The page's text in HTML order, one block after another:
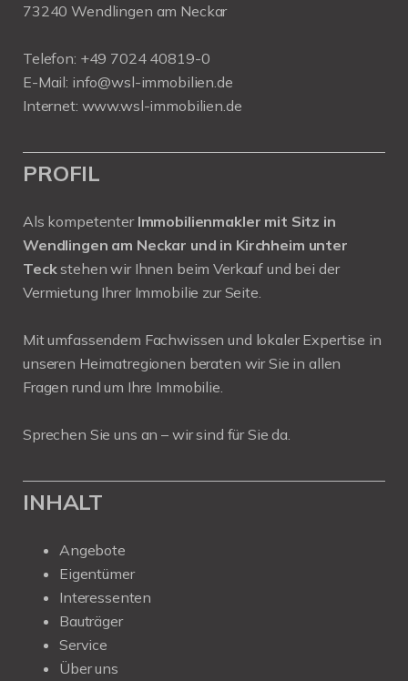
73240 Wendlingen am Neckar
Telefon: +49 7024 40819-0
E-Mail: info@wsl-immobilien.de
Internet: www.wsl-immobilien.de
PROFIL
Als kompetenter Immobilienmakler mit Sitz in
Wendlingen am Neckar und in Kirchheim unter
Teckstehen wir Ihnen beim Verkauf und bei der
Vermietung Ihrer Immobilie zur Seite.
Mit umfassendem Fachwissen und lokaler Expertise in
unseren Heimatregionen beraten wir Sie in allen
Fragen rund um Ihre Immobilie.
Sprechen Sie uns an – wir sind für Sie da.
INHALT
Angebote
Eigentümer
Interessenten
Bauträger
Service
Über uns